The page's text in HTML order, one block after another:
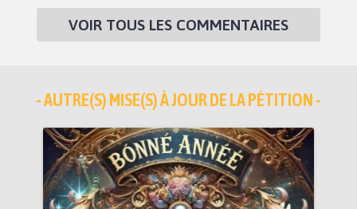
VOIR TOUS LES COMMENTAIRES
- AUTRE(S) MISE(S) À JOUR DE LA PÉTITION -